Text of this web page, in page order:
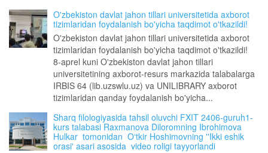
O'zbekiston davlat jahon tillari universitetida axborot
tizimlaridan foydalanish bo'yicha taqdimot o'tkazildi!
O'zbekiston davlat jahon tillari universitetida axborot
tizimlaridan foydalanish bo'yicha taqdimot o'tkazildi!
8-aprel kuni O'zbekiston davlat jahon tillari
universitetining axborot-resurs markazida talabalarga
IRBIS 64 (lib.uzswlu.uz) va UNILIBRARY axborot
tizimlaridan qanday foydalanish bo'yicha...
Sharq filologiyasida tahsil oluvchi FXIT 2406-guruh1-
kurs talabasi Raxmanova Diloromning Ibrohimova
Hulkar tomonidan Oʻtkir Hoshimovning ''Ikki eshik
orasi' asari asosida video roligi tayyorlandi